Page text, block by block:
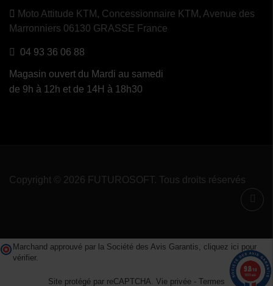
Moto Attitude KTM, Concessionnaire KTM, Avenue des
Marronniers 06130 GRASSE France
04 93 36 06 88
Magasin ouvert du Mardi au samedi
de 9h à 12h et de 14H à 18h30
Copyright © 2026 FUTUROSOFT. Tous droits réservés
Marchand approuvé par la Société des Avis Garantis, cliquez ici pour
vérifier.
Site protégé par reCAPTCHA. Vie privée - Termes
9.8/10
1489 avis